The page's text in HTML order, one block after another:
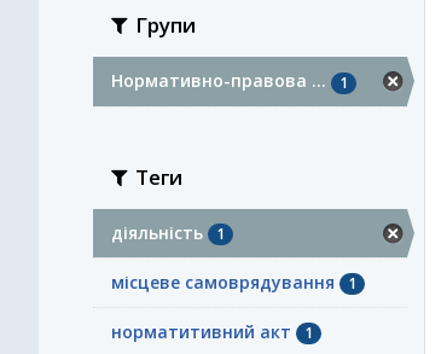
Групи
Нормативно-правова ... 1
Теги
діяльність 1
місцеве самоврядування 1
норматитивний акт 1